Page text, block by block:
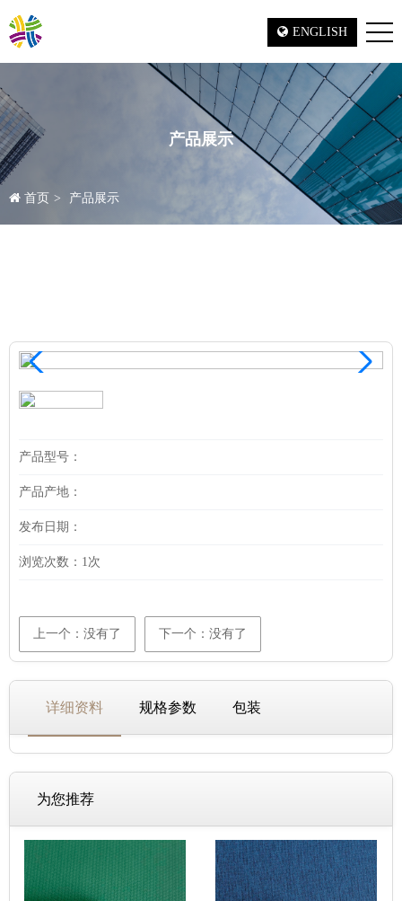
ENGLISH
产品展示
首页 产品展示
产品型号：
产品产地：
发布日期：
浏览次数： 1次
上一个：没有了 下一个：没有了
详细资料 规格参数 包装
为您推荐